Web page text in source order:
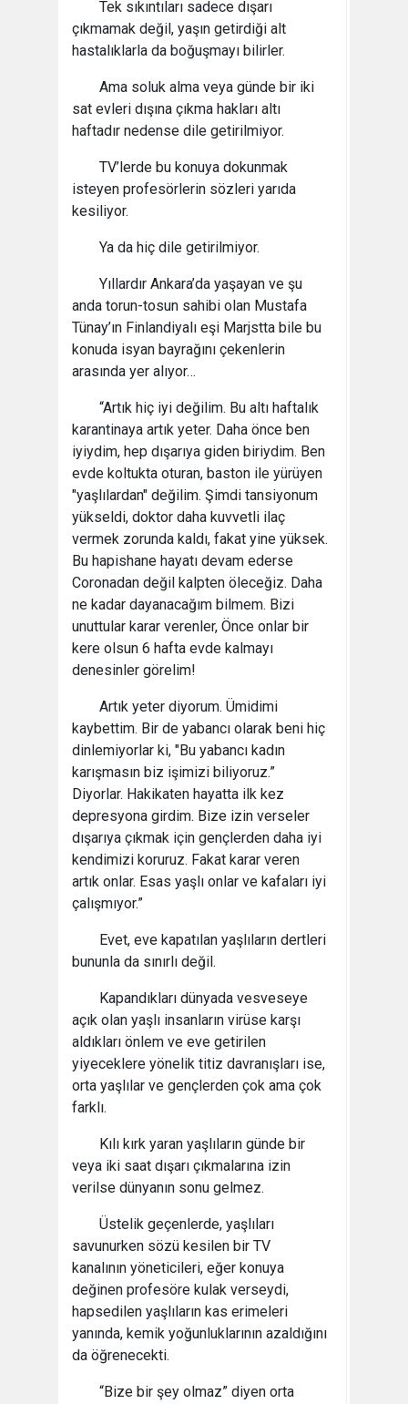
Tek sıkıntıları sadece dışarı
çıkmamak değil, yaşın getirdiği alt
hastalıklarla da boğuşmayı bilirler.
Ama soluk alma veya günde bir iki
sat evleri dışına çıkma hakları altı
haftadır nedense dile getirilmiyor.
TV’lerde bu konuya dokunmak
isteyen profesörlerin sözleri yarıda
kesiliyor.
Ya da hiç dile getirilmiyor.
Yıllardır Ankara’da yaşayan ve şu
anda torun-tosun sahibi olan Mustafa
Tünay’ın Finlandiyalı eşi Marjstta bile bu
konuda isyan bayrağını çekenlerin
arasında yer alıyor…
“Artık hiç iyi değilim. Bu altı haftalık
karantinaya artık yeter. Daha önce ben
iyiydim, hep dışarıya giden biriydim. Ben
evde koltukta oturan, baston ile yürüyen
"yaşlılardan" değilim. Şimdi tansiyonum
yükseldi, doktor daha kuvvetli ilaç
vermek zorunda kaldı, fakat yine yüksek.
Bu hapishane hayatı devam ederse
Coronadan değil kalpten öleceğiz. Daha
ne kadar dayanacağım bilmem. Bizi
unuttular karar verenler, Önce onlar bir
kere olsun 6 hafta evde kalmayı
denesinler görelim!
Artık yeter diyorum. Ümidimi
kaybettim. Bir de yabancı olarak beni hiç
dinlemiyorlar ki, "Bu yabancı kadın
karışmasın biz işimizi biliyoruz.”
Diyorlar. Hakikaten hayatta ilk kez
depresyona girdim. Bize izin verseler
dışarıya çıkmak için gençlerden daha iyi
kendimizi koruruz. Fakat karar veren
artık onlar. Esas yaşlı onlar ve kafaları iyi
çalışmıyor.”
Evet, eve kapatılan yaşlıların dertleri
bununla da sınırlı değil.
Kapandıkları dünyada vesveseye
açık olan yaşlı insanların virüse karşı
aldıkları önlem ve eve getirilen
yiyeceklere yönelik titiz davranışları ise,
orta yaşlılar ve gençlerden çok ama çok
farklı.
Kılı kırk yaran yaşlıların günde bir
veya iki saat dışarı çıkmalarına izin
verilse dünyanın sonu gelmez.
Üstelik geçenlerde, yaşlıları
savunurken sözü kesilen bir TV
kanalının yöneticileri, eğer konuya
değinen profesöre kulak verseydi,
hapsedilen yaşlıların kas erimeleri
yanında, kemik yoğunluklarının azaldığını
da öğrenecekti.
“Bize bir şey olmaz” diyen orta